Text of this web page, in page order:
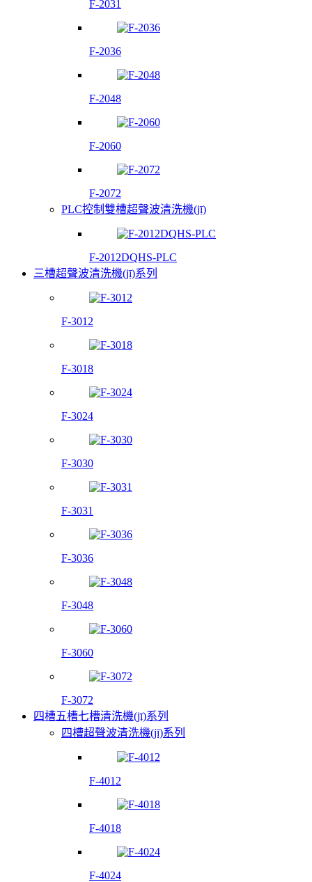
F-2031
F-2036
F-2048
F-2060
F-2072
PLC控制雙槽超聲波清洗機(jī)
F-2012DQHS-PLC
三槽超聲波清洗機(jī)系列
F-3012
F-3018
F-3024
F-3030
F-3031
F-3036
F-3048
F-3060
F-3072
四槽五槽七槽清洗機(jī)系列
四槽超聲波清洗機(jī)系列
F-4012
F-4018
F-4024